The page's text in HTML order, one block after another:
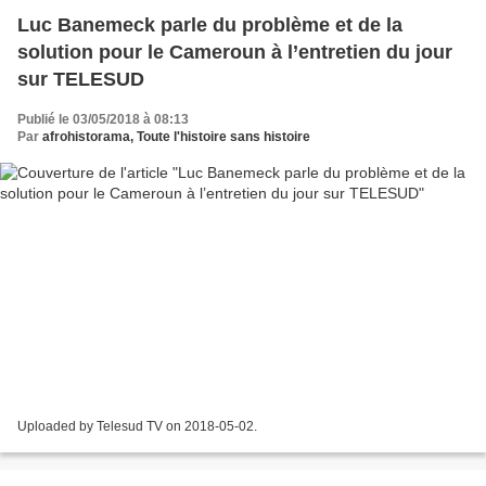
Luc Banemeck parle du problème et de la
solution pour le Cameroun à l’entretien du jour
sur TELESUD
Publié le 03/05/2018 à 08:13
Par afrohistorama, Toute l'histoire sans histoire
Uploaded by Telesud TV on 2018-05-02.